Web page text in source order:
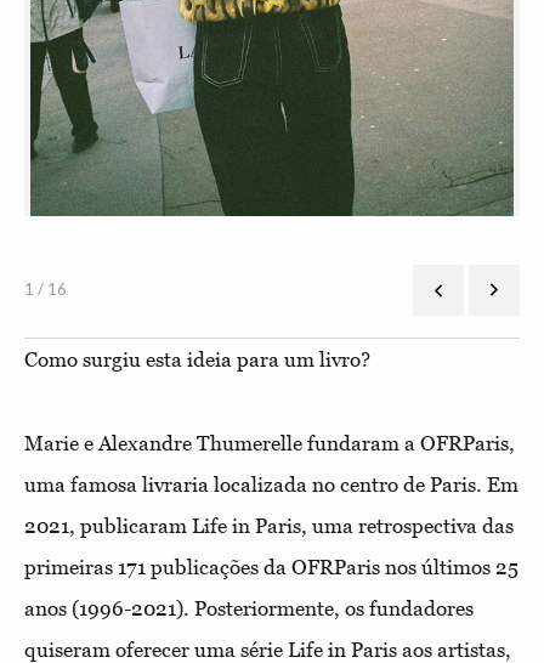
1 / 16
Como surgiu esta ideia para um livro?
Marie e Alexandre Thumerelle fundaram a OFRParis,
uma famosa livraria localizada no centro de Paris. Em
2021, publicaram Life in Paris, uma retrospectiva das
primeiras 171 publicações da OFRParis nos últimos 25
anos (1996-2021). Posteriormente, os fundadores
quiseram oferecer uma série Life in Paris aos artistas,